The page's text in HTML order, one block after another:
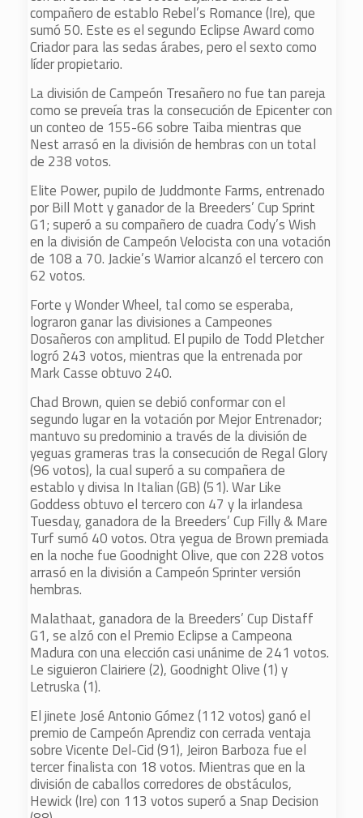
compañero de establo Rebel’s Romance (Ire), que
sumó 50. Este es el segundo Eclipse Award como
Criador para las sedas árabes, pero el sexto como
líder propietario.
La división de Campeón Tresañero no fue tan pareja
como se preveía tras la consecución de Epicenter con
un conteo de 155-66 sobre Taiba mientras que
Nest arrasó en la división de hembras con un total
de 238 votos.
Elite Power, pupilo de Juddmonte Farms, entrenado
por Bill Mott y ganador de la Breeders’ Cup Sprint
G1; superó a su compañero de cuadra Cody’s Wish
en la división de Campeón Velocista con una votación
de 108 a 70. Jackie’s Warrior alcanzó el tercero con
62 votos.
Forte y Wonder Wheel, tal como se esperaba,
lograron ganar las divisiones a Campeones
Dosañeros con amplitud. El pupilo de Todd Pletcher
logró 243 votos, mientras que la entrenada por
Mark Casse obtuvo 240.
Chad Brown, quien se debió conformar con el
segundo lugar en la votación por Mejor Entrenador;
mantuvo su predominio a través de la división de
yeguas grameras tras la consecución de Regal Glory
(96 votos), la cual superó a su compañera de
establo y divisa In Italian (GB) (51). War Like
Goddess obtuvo el tercero con 47 y la irlandesa
Tuesday, ganadora de la Breeders’ Cup Filly & Mare
Turf sumó 40 votos. Otra yegua de Brown premiada
en la noche fue Goodnight Olive, que con 228 votos
arrasó en la división a Campeón Sprinter versión
hembras.
Malathaat, ganadora de la Breeders’ Cup Distaff
G1, se alzó con el Premio Eclipse a Campeona
Madura con una elección casi unánime de 241 votos.
Le siguieron Clairiere (2), Goodnight Olive (1) y
Letruska (1).
El jinete José Antonio Gómez (112 votos) ganó el
premio de Campeón Aprendiz con cerrada ventaja
sobre Vicente Del-Cid (91), Jeiron Barboza fue el
tercer finalista con 18 votos. Mientras que en la
división de caballos corredores de obstáculos,
Hewick (Ire) con 113 votos superó a Snap Decision